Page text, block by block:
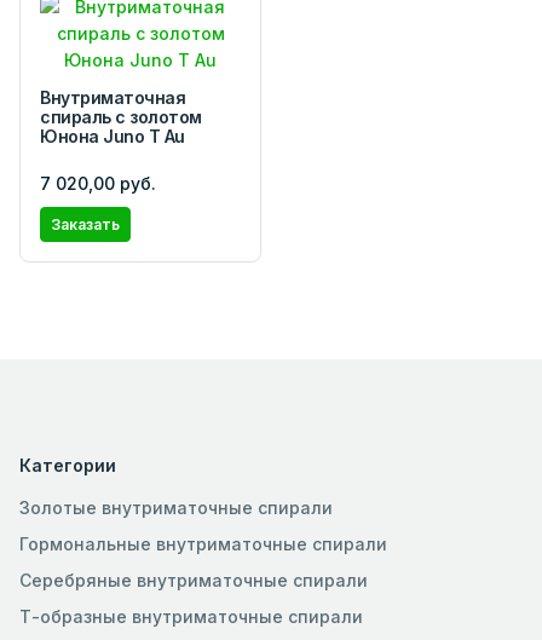
Внутриматочная
спираль с золотом
Юнона Juno Т Au
7 020,00 руб.
Заказать
Категории
Золотые внутриматочные спирали
Гормональные внутриматочные спирали
Серебряные внутриматочные спирали
Т-образные внутриматочные спирали